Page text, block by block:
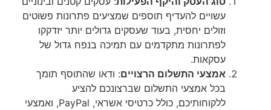
עשויים להעדיף תוספים שמציעים פתרונות פשוטים
וזולים יחסית, בעוד שעסקים גדולים יותר יזדקקו
לפתרונות מתקדמים עם תמיכה בנפח גדול של
עסקאות.
אמצעי התשלום הרצויים: ודאו שהתוסף תומך
בכל אמצעי התשלום שברצונכם להציע
ללקוחותיכם, כולל כרטיסי אשראי, PayPal, ואמצעי